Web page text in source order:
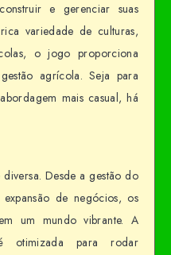
e gerenciar suas
variedade de culturas,
o jogo proporciona
agrícola. Seja para
mais casual, há
Desde a gestão do
de negócios, os
um mundo vibrante. A
otimizada para rodar